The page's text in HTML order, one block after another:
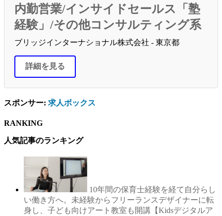
内勤営業/インサイドセールス「塾
経験」/その他コンサルティング系
ブリッジインターナショナル株式会社 - 東京都
詳細を見る
スポンサー: 求人ボックス
RANKING
人気記事のランキング
10年間の保育士経験を経て自分らし
い働き方へ。未経験からフリーランスデザイナーに転
身し、子ども向けアート教室も開講【Kidsデジタルア